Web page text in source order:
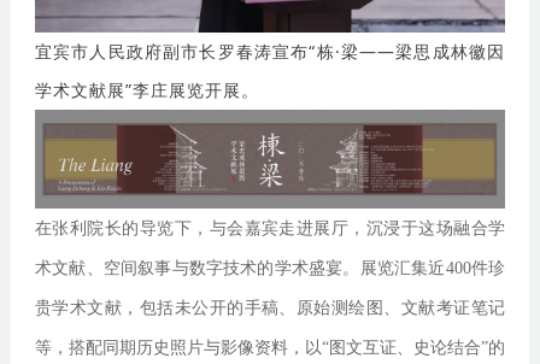
宜宾市人民政府副市长罗春涛宣布“栋·梁——梁思成林徽因
学术文献展”李庄展览开展。
在张利院长的导览下，与会嘉宾走进展厅，沉浸于这场融合学
术文献、空间叙事与数字技术的学术盛宴。展览汇集近400件珍
贵学术文献，包括未公开的手稿、原始测绘图、文献考证笔记
等，搭配同期历史照片与影像资料，以“图文互证、史论结合”的